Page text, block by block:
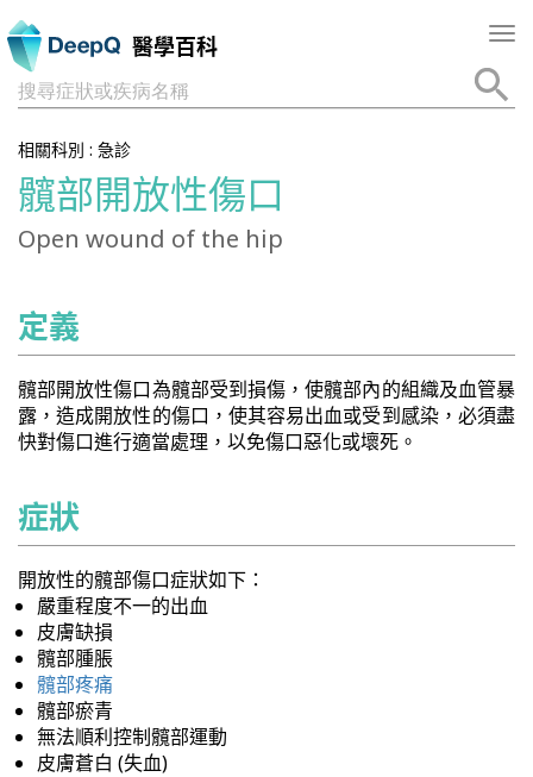
醫學百科
搜尋症狀或疾病名稱
相關科別 : 急診
髖部開放性傷口
Open wound of the hip
定義
髖部開放性傷口為髖部受到損傷，使髖部內的組織及血管暴
露，造成開放性的傷口，使其容易出血或受到感染，必須盡
快對傷口進行適當處理，以免傷口惡化或壞死。
症狀
開放性的髖部傷口症狀如下：
嚴重程度不一的出血
皮膚缺損
髖部腫脹
髖部疼痛
髖部瘀青
無法順利控制髖部運動
皮膚蒼白 (失血)